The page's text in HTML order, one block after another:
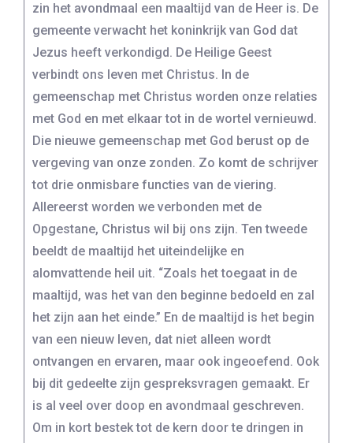
zin het avondmaal een maaltijd van de Heer is. De
gemeente verwacht het koninkrijk van God dat
Jezus heeft verkondigd. De Heilige Geest
verbindt ons leven met Christus. In de
gemeenschap met Christus worden onze relaties
met God en met elkaar tot in de wortel vernieuwd.
Die nieuwe gemeenschap met God berust op de
vergeving van onze zonden. Zo komt de schrijver
tot drie onmisbare functies van de viering.
Allereerst worden we verbonden met de
Opgestane, Christus wil bij ons zijn. Ten tweede
beeldt de maaltijd het uiteindelijke en
alomvattende heil uit. “Zoals het toegaat in de
maaltijd, was het van den beginne bedoeld en zal
het zijn aan het einde.” En de maaltijd is het begin
van een nieuw leven, dat niet alleen wordt
ontvangen en ervaren, maar ook ingeoefend. Ook
bij dit gedeelte zijn gespreksvragen gemaakt. Er
is al veel over doop en avondmaal geschreven.
Om in kort bestek tot de kern door te dringen in